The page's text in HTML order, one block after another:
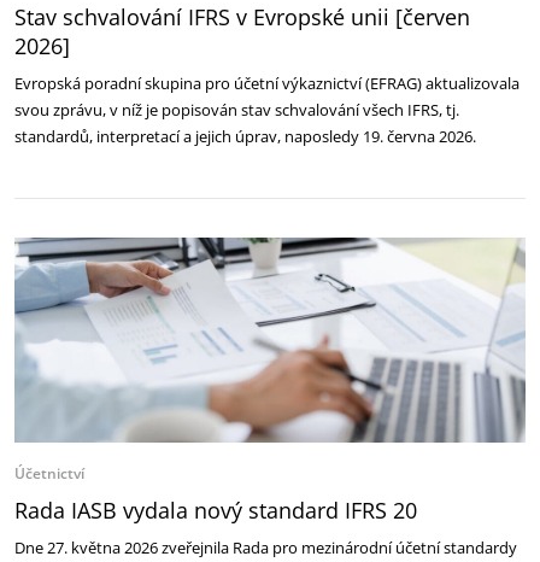
Stav schvalování IFRS v Evropské unii [červen
2026]
Evropská poradní skupina pro účetní výkaznictví (EFRAG) aktualizovala
svou zprávu, v níž je popisován stav schvalování všech IFRS, tj.
standardů, interpretací a jejich úprav, naposledy 19. června 2026.
Účetnictví
Rada IASB vydala nový standard IFRS 20
Dne 27. května 2026 zveřejnila Rada pro mezinárodní účetní standardy